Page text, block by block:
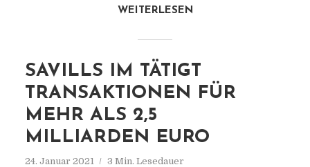
WEITERLESEN
SAVILLS IM TÄTIGT
TRANSAKTIONEN FÜR
MEHR ALS 2,5
MILLIARDEN EURO
24. Januar 2021 3 Min. Lesedauer